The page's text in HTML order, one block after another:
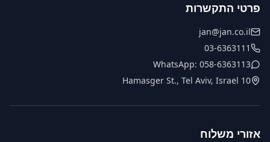
פרטי התקשרות
jan@jan.co.il
03-6363111
WhatsApp: 058-6363113
10 Hamasger St., Tel Aviv, Israel
אזורי משלוח